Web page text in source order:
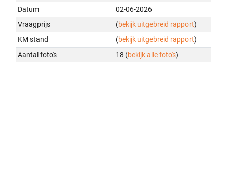
Datum
02-06-2026
Vraagprijs
(bekijk uitgebreid rapport)
KM stand
(bekijk uitgebreid rapport)
Aantal foto's
18 (bekijk alle foto's)